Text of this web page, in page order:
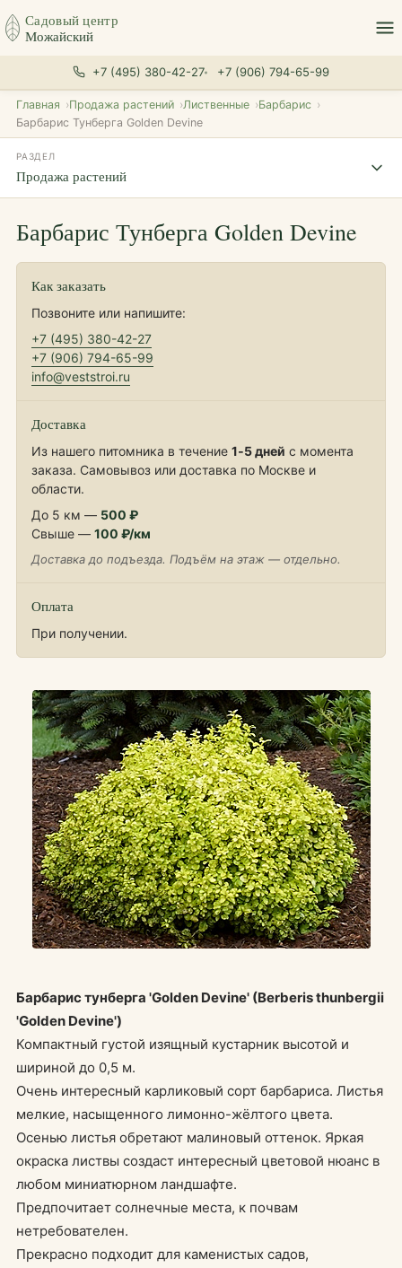
Садовый центр
Можайский
+7 (495) 380-42-27 +7 (906) 794-65-99
Главная Продажа растений Лиственные
Барбарис
Барбарис Тунберга Golden Devine
РАЗДЕЛ
Продажа растений
Барбарис Тунберга Golden Devine
Как заказать
Позвоните или напишите:
+7 (495) 380-42-27
+7 (906) 794-65-99
info@veststroi.ru
Доставка
Из нашего питомника в течение 1‑5 дней с момента
заказа. Самовывоз или доставка по Москве и
области.
До 5 км — 500 ₽
Свыше — 100 ₽/км
Доставка до подъезда. Подъём на этаж — отдельно.
Оплата
При получении.
Барбарис тунберга 'Golden Devine' (Berberis thunbergii
'Golden Devine')
Компактный густой изящный кустарник высотой и
шириной до 0,5 м.
Очень интересный карликовый сорт барбариса. Листья
мелкие, насыщенного лимонно-жёлтого цвета.
Осенью листья обретают малиновый оттенок. Яркая
окраска листвы создаст интересный цветовой нюанс в
любом миниатюрном ландшафте.
Предпочитает солнечные места, к почвам
нетребователен.
Прекрасно подходит для каменистых садов,